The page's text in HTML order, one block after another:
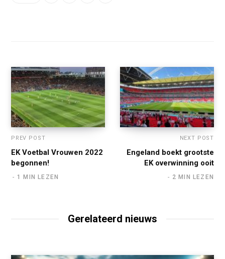
PREV POST
EK Voetbal Vrouwen 2022
begonnen!
1 MIN LEZEN
NEXT POST
Engeland boekt grootste
EK overwinning ooit
2 MIN LEZEN
Gerelateerd nieuws